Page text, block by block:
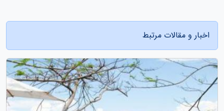
اخبار و مقالات مرتبط